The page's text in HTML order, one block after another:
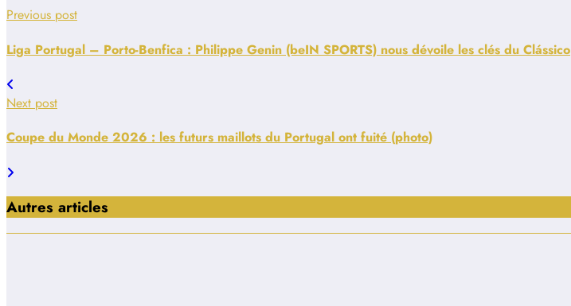
Previous post
Liga Portugal – Porto-Benfica : Philippe Genin (beIN SPORTS) nous dévoile les clés du Clássico
Next post
Coupe du Monde 2026 : les futurs maillots du Portugal ont fuité (photo)
Autres articles